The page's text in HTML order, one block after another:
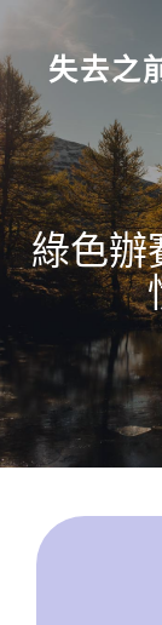
content
失去之
綠色辦